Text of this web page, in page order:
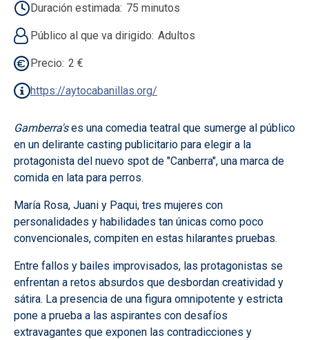
Duración estimada 75 minutos
Público al que va dirigido Adultos
Precio 2 €
https://aytocabanillas.org/
Gamberra'ses una comedia teatral que sumerge al público
en un delirante casting publicitario para elegir a la
protagonista del nuevo spot de "Canberra", una marca de
comida en lata para perros.
María Rosa, Juani y Paqui, tres mujeres con
personalidades y habilidades tan únicas como poco
convencionales, compiten en estas hilarantes pruebas.
Entre fallos y bailes improvisados, las protagonistas se
enfrentan a retos absurdos que desbordan creatividad y
sátira. La presencia de una figura omnipotente y estricta
pone a prueba a las aspirantes con desafíos
extravagantes que exponen las contradicciones y